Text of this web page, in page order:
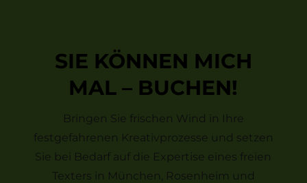
SIE KÖNNEN MICH
MAL – BUCHEN!
Bringen Sie frischen Wind in Ihre
festgefahrenen Kreativprozesse und setzen
Sie bei Bedarf auf die Expertise eines freien
Texters in München, Rosenheim und